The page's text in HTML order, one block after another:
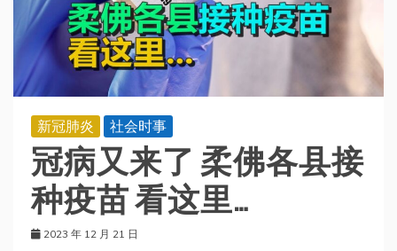
新冠肺炎 社会时事
冠病又来了 柔佛各县接
种疫苗 看这里…
2023 年 12 月 21 日